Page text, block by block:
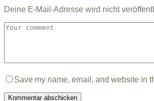
Deine E-Mail-Adresse wird nicht
Save my name, email, and website in